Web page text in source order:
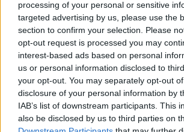
processing of your personal or sensitive
targeted advertising by us, please use the
section to confirm your selection. Please
opt-out request is processed you may
interest-based ads based on personal
us or personal information disclosed to
your opt-out. You may separately opt-out
disclosure of your personal information by
IAB’s list of downstream participants. This
also be disclosed by us to third parties on
λοιπόν, βρεθεί σε θέση να επηρεάσει
δύσκολα μπορεί να φανταστεί
συναινούσε σε μια νέα πρωθυπουργία
προέδρου της Νέας Δημοκρατίας.
Ο Αντώνης Σαμαράς δεν επιστρέφει
διεκδικήσει την εξουσία. Επιστρέφει
ποιος θα την ασκήσει. / Πηγή: